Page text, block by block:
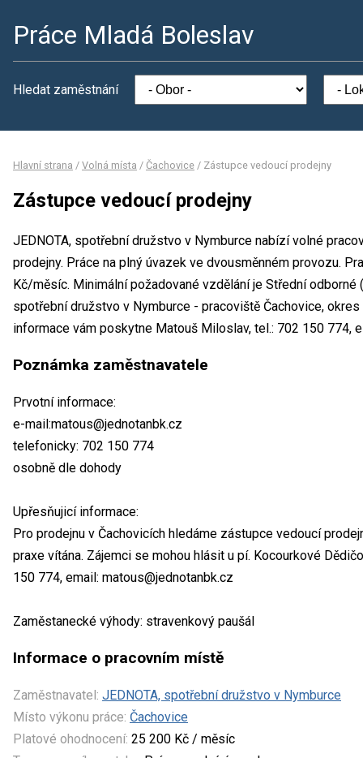
Práce Mladá Boleslav
Hledat zaměstnání
Hlavní strana / Volná místa / Čachovice / Zástupce vedoucí prodejny
Zástupce vedoucí prodejny
JEDNOTA, spotřební družstvo v Nymburce nabízí volné
prodejny. Práce na plný úvazek ve dvousměnném provozu.
Kč/měsíc. Minimální požadované vzdělání je Střední odborné
spotřební družstvo v Nymburce - pracoviště Čachovice,
informace vám poskytne Matouš Miloslav, tel.: 702 150 774,
Poznámka zaměstnavatele
Prvotní informace:
e-mail:matous@jednotanbk.cz
telefonicky: 702 150 774
osobně dle dohody
Upřesňujicí informace:
Pro prodejnu v Čachovicích hledáme zástupce vedoucí
praxe vítána. Zájemci se mohou hlásit u pí. Kocourkové
150 774, email: matous@jednotanbk.cz
Zaměstanecké výhody: stravenkový paušál
Informace o pracovním místě
Zaměstnavatel: JEDNOTA, spotřební družstvo v Nymburce
Místo výkonu práce: Čachovice
Platové ohodnocení: 25 200 Kč / měsíc